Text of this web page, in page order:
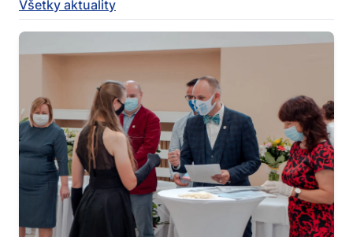
Všetky aktuality